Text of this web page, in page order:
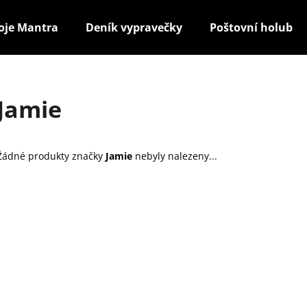
Mantra Deník vypravečky Poštovní holub
produkty značky Jamie nebyly nalezeny...